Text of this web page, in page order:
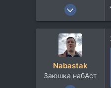
11 Дек 2017
Nabastak
Заюшка набАст